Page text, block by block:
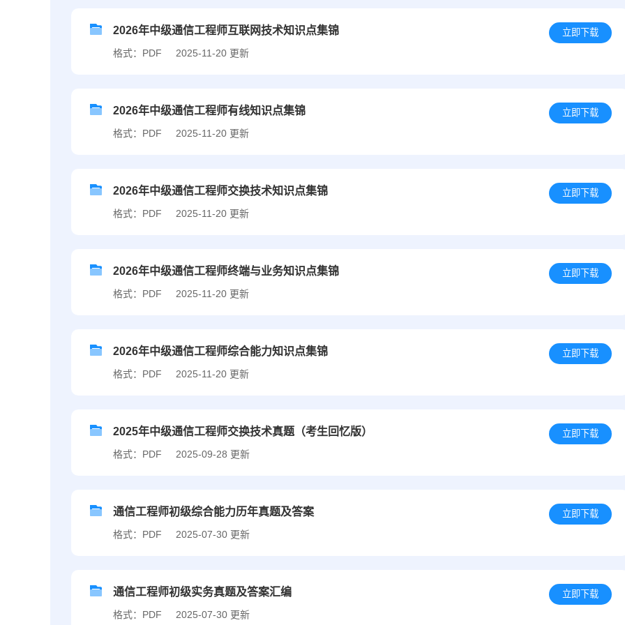
2026年中级通信工程师互联网技术知识点集锦
格式：PDF 2025-11-20 更新
立即下载
2026年中级通信工程师有线知识点集锦
格式：PDF 2025-11-20 更新
立即下载
2026年中级通信工程师交换技术知识点集锦
格式：PDF 2025-11-20 更新
立即下载
2026年中级通信工程师终端与业务知识点集锦
格式：PDF 2025-11-20 更新
立即下载
2026年中级通信工程师综合能力知识点集锦
格式：PDF 2025-11-20 更新
立即下载
2025年中级通信工程师交换技术真题（考生回忆版）
格式：PDF 2025-09-28 更新
立即下载
通信工程师初级综合能力历年真题及答案
格式：PDF 2025-07-30 更新
立即下载
通信工程师初级实务真题及答案汇编
格式：PDF 2025-07-30 更新
立即下载